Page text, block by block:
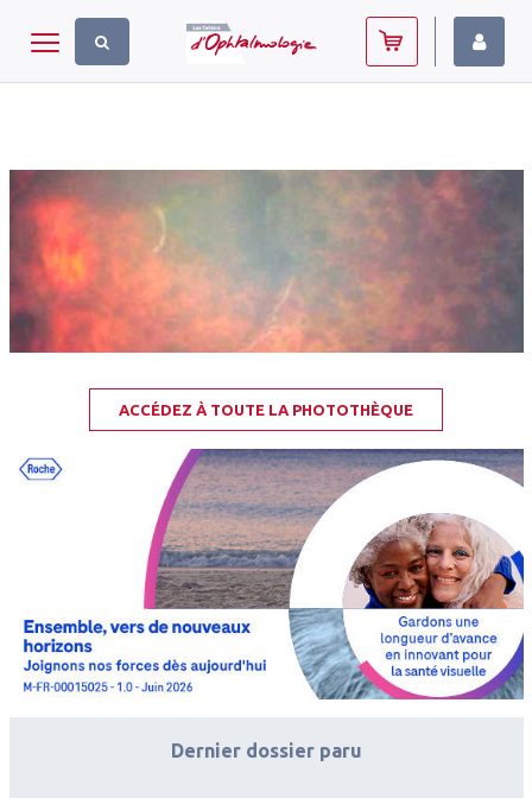
Toggle navigation
ACCÉDEZ À TOUTE LA PHOTOTHÈQUE
Dernier dossier paru
Panneau de gestion des cookies